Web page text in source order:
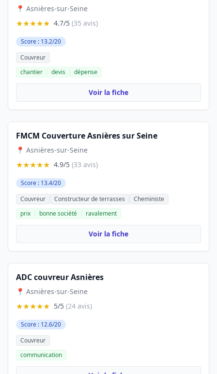
📍 Asnières-sur-Seine
★★★★★ 4.7/5 (35 avis)
Score : 13.2/20
Couvreur
chantier
devis dépense
Voir la fiche
FMCM Couverture Asnières sur Seine
📍 Asnières-sur-Seine
★★★★★ 4.9/5 (33 avis)
Score : 13.4/20
Couvreur
Constructeur de terrasses
Cheministe
prix
bonne société ravalement
Voir la fiche
ADC couvreur Asnières
📍 Asnières-sur-Seine
★★★★★ 5/5 (24 avis)
Score : 12.6/20
Couvreur
communication